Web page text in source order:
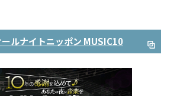
ールナイトニッポン MUSIC10